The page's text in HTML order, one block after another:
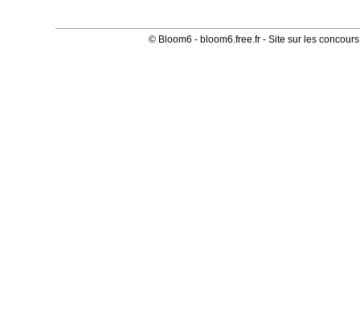
© Bloom6 - bloom6.free.fr - Site sur les